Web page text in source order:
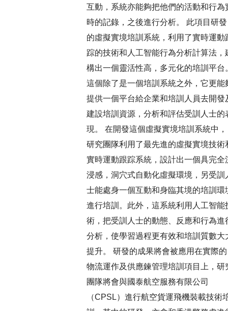
互動，系統亦能夠把他們的活動和行為
時的記錄，之後進行分析。 此項目研發
的虛擬實境培訓系統，利用了實時運動
踪的技術和人工智能行為分析計算法，
構出一個靈活性高，多元化的培訓平台
這個除了是一個培訓系統之外，它更能
提供一個平台給企業和培訓人員去開發
建設培訓資源，分析和評估受訓人士的
現。 在開發這個虛擬實境培訓系統中，
研究團隊利用了最先進的虛擬實境技術
實時運動跟踪系統，設計出一個具完全
浸感，洞穴式自動化虛擬環境，另受訓
士能處身一個互動和身臨其境的培訓環
進行培訓。此外，這系統利用人工智能
術，把受訓人士的動態、反應和行為進
分析，使學習過程更有效和培訓質數大
提升。 研發的成果將會被應用在實際的
物流運作及供應鍊管理培訓項目上，研
團隊將會與國泰航空服務有限公司
（CPSL）進行航空貨運飛機裝載技術